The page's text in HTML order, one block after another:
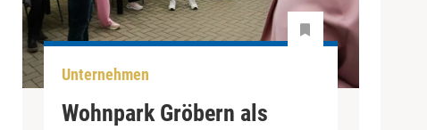
Unternehmen
Wohnpark Gröbern als